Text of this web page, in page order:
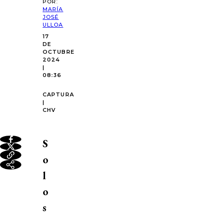
POR:
MARÍA
JOSÉ
ULLOA
17
DE
OCTUBRE
2024
|
08:36
CAPTURA
|
CHV
S
o
l
o
s